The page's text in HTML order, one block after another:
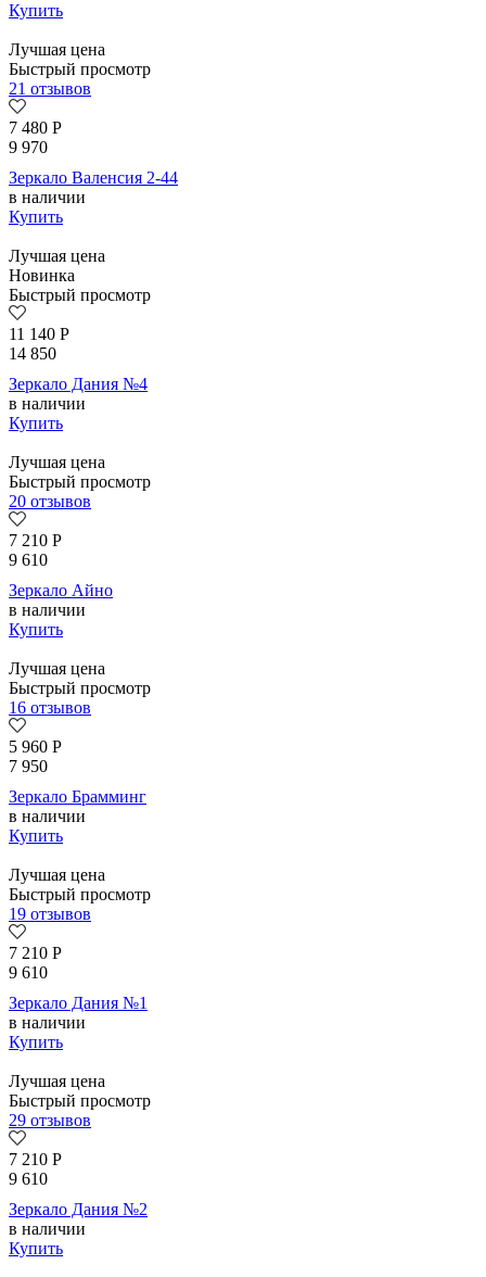
Купить
Лучшая цена
Быстрый просмотр
21 отзывов
7 480 Р
9 970
Зеркало Валенсия 2-44
в наличии
Купить
Лучшая цена
Новинка
Быстрый просмотр
11 140 Р
14 850
Зеркало Дания №4
в наличии
Купить
Лучшая цена
Быстрый просмотр
20 отзывов
7 210 Р
9 610
Зеркало Айно
в наличии
Купить
Лучшая цена
Быстрый просмотр
16 отзывов
5 960 Р
7 950
Зеркало Брамминг
в наличии
Купить
Лучшая цена
Быстрый просмотр
19 отзывов
7 210 Р
9 610
Зеркало Дания №1
в наличии
Купить
Лучшая цена
Быстрый просмотр
29 отзывов
7 210 Р
9 610
Зеркало Дания №2
в наличии
Купить